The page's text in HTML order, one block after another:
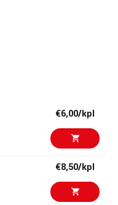
jo Yli 25 vuoden ajan.
kokemus takaa,
voit luottaa.
€6,00/kpl
€8,50/kpl